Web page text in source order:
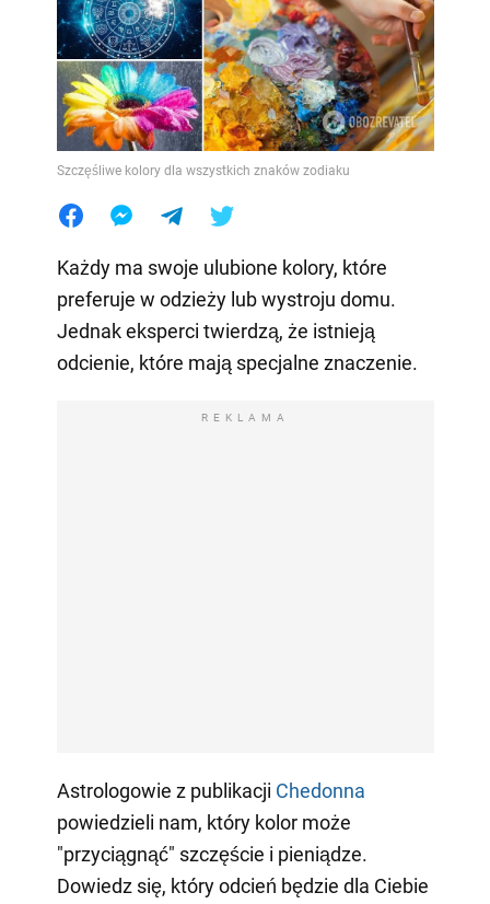
Szczęśliwe kolory dla wszystkich znaków zodiaku
Każdy ma swoje ulubione kolory, które
preferuje w odzieży lub wystroju domu.
Jednak eksperci twierdzą, że istnieją
odcienie, które mają specjalne znaczenie.
REKLAMA
Astrologowie z publikacji Сhedonna
powiedzieli nam, który kolor może
"przyciągnąć" szczęście i pieniądze.
Dowiedz się, który odcień będzie dla Ciebie